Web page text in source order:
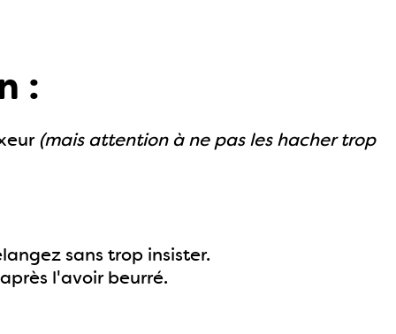
:
(mais attention à ne pas les hacher trop
sans trop insister.
l'avoir beurré.